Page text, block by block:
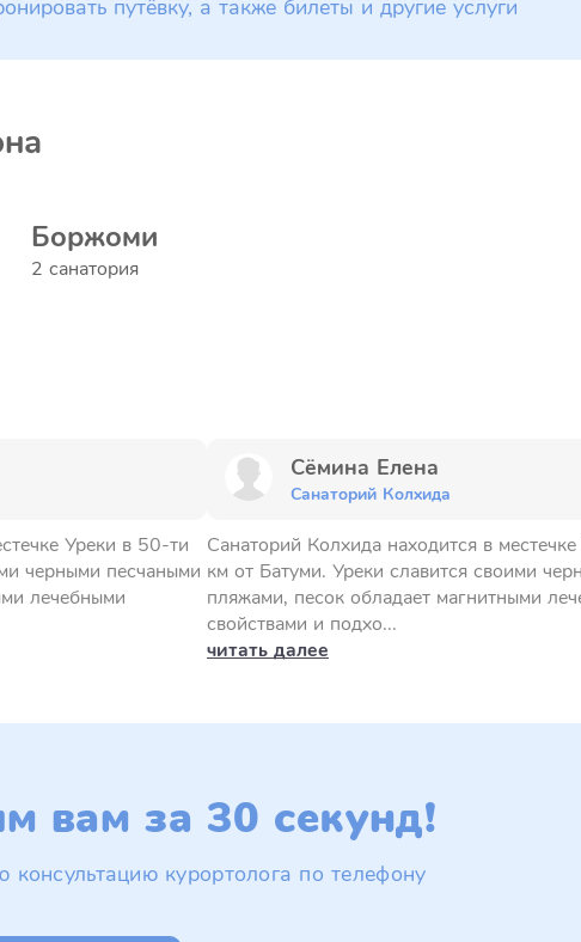
путёвку, а также билеты и другие услуги
Боржоми
2 санатория
Уреки в 50-ти
черными песчаными
лечебными
Сёмина Елена
Санаторий Колхида
Санаторий Колхида находится в
км от Батуми. Уреки славится своими
пляжами, песок обладает магнитными
свойствами и подхо...
читать далее
вам за 30 секунд!
консультацию курортолога по телефону